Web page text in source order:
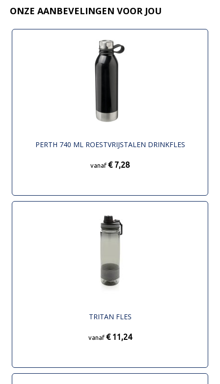
ONZE AANBEVELINGEN VOOR JOU
PERTH 740 ML ROESTVRIJSTALEN DRINKFLES
vanaf € 7,28
TRITAN FLES
vanaf € 11,24